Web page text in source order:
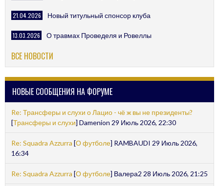
21.04.2026 Новый титульный спонсор клуба
13.03.2026 О травмах Проведеля и Ровеллы
ВСЕ НОВОСТИ
НОВЫЕ СООБЩЕНИЯ НА ФОРУМЕ
Re: Трансферы и слухи о Лацио - чё ж вы не президенты?
[Трансферы и слухи] Damenion 29 Июль 2026, 22:30
Re: Squadra Azzurra [О футболе] RAMBAUDI 29 Июль 2026,
16:34
Re: Squadra Azzurra [О футболе] Валера2 28 Июль 2026, 21:25